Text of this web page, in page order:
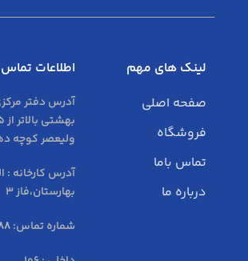
لینک های مهم
صفحه اصلی
فروشگاه
تماس باما
درباره ما
اطلاعات تماس
آدرس دفتر
ولیعصر کوچه
آدرس کارخانه :
بهارستان،فاز 3
شماره تماس: